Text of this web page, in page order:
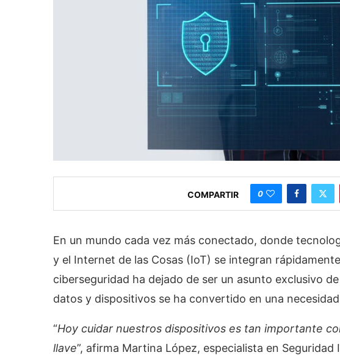
COMPARTIR 0
En un mundo cada vez más conectado, donde
y el Internet de las Cosas (IoT) se integran
ciberseguridad ha dejado de ser un asunto exclusivo
datos y dispositivos se ha convertido en una
“Hoy cuidar nuestros dispositivos es tan importante
llave”, afirma Martina López, especialista en